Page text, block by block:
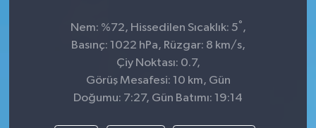
Nem: %72, Hissedilen Sıcaklık: 5° ,
Basınç: 1022 hPa, Rüzgar: 8 km/s,
Çiy Noktası: 0.7,
Görüş Mesafesi: 10 km, Gün
Doğumu: 7:27, Gün Batımı: 19:14